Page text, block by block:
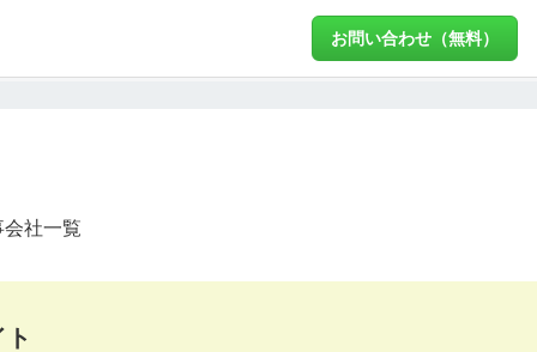
お問い合わせ（無料）
社一覧